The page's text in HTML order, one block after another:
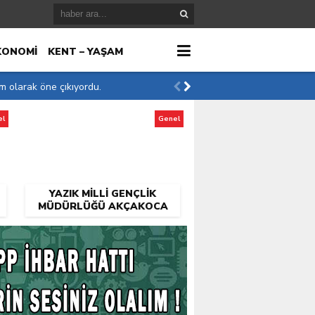
KENT – YAŞAM
olarak öne çıkıyordu.
YAZIK MILLI GENÇLIK
MÜDÜRLÜĞÜ AKÇAKOCA
Genel